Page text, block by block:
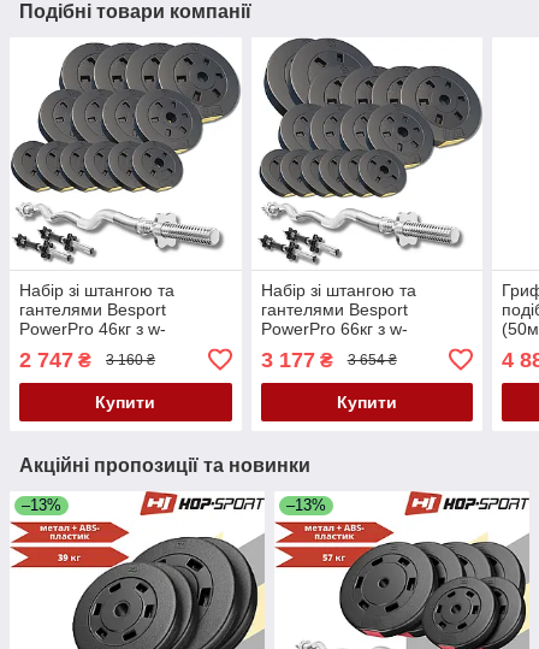
Подібні товари компанії
Набір зі штангою та
гантелями Besport
PowerPro 46кг з w-
подібним грифом 120см
2 747 ₴ 3 160 ₴
Купити
Набір зі штангою та
гантелями Besport
PowerPro 66кг з w-
подібним грифом 120см
3 177₴ 3 654 ₴
Купити
4
Акційні пропозиції та новинки
–13% –13%